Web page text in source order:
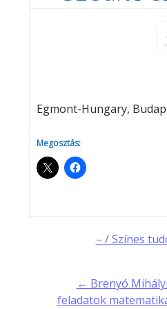
Egmont-Hungary,
Megosztás:
navigation
– / Színes
← Brenyó
feladatok